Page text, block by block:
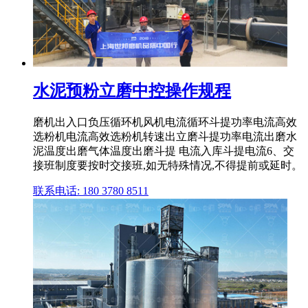
水泥预粉立磨中控操作规程
磨机出入口负压循环机风机电流循环斗提功率电流高效
选粉机电流高效选粉机转速出立磨斗提功率电流出磨水
泥温度出磨气体温度出磨斗提 电流入库斗提电流6、交
接班制度要按时交接班,如无特殊情况,不得提前或延时。
联系电话: 180 3780 8511